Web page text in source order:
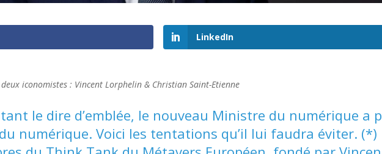
LinkedIn
iconomistes : Vincent Lorphelin & Christian Saint-Etienne
le dire d’emblée, le nouveau Ministre du numérique a
du numérique. Voici les tentations qu’il lui faudra éviter. (*)